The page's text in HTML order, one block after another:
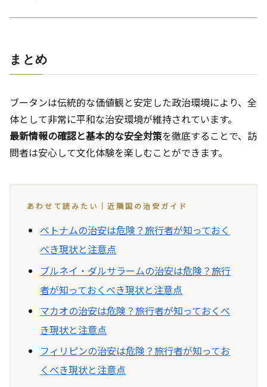
まとめ
ブータンは伝統的な価値観と安定した政治環境により、全
体として非常に平和な治安環境が維持されています。
最新情報の確認と基本的な安全対策を徹底することで、訪
問者は安心して文化体験を楽しむことができます。
あわせて読みたい｜近隣国の治安ガイド
ベトナムの治安は危険？旅行者が知っておく
べき現状と注意点
ブルネイ・ダルサラームの治安は危険？旅行
者が知っておくべき現状と注意点
マカオの治安は危険？旅行者が知っておくべ
き現状と注意点
フィリピンの治安は危険？旅行者が知ってお
くべき現状と注意点